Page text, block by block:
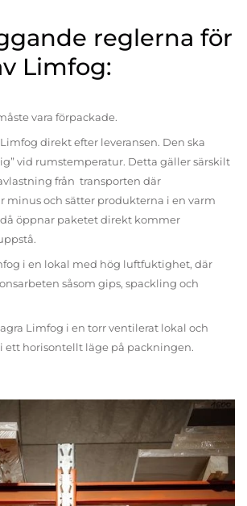
reglerna för
Limfog:
vara förpackade.
direkt efter leveransen. Den ska
vid rumstemperatur. Detta gäller särskilt
från transporten där
minus och sätter produkterna i en varm
öppnar paketet direkt kommer
i en lokal med hög luftfuktighet, där
såsom gips, spackling och
Limfog i en torr ventilerat lokal och
ett horisontellt läge på packningen.